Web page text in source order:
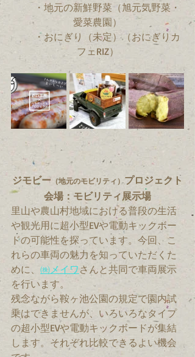
・地元の新鮮野菜（旭元気野菜・
愛菜農園）
・おにぎり（未定）（おにぎりカ
フェRIZ）
ジモビー （地元のモビリティ）プロジェクト
会場：モビリティ展示場
里山や農山村地域における普段の生活
や観光用に超小型EVや電動キックボー
ドの可能性を探っています。今回、こ
れらの車両の魅力を知っていただくた
めに、 ㈱メイワ さんと共同で車両展示
を行います。
残念ながら鞍ヶ池公園の規定で園内試
乗はできませんが、いろいろなタイプ
の超小型EVや電動キックボードが集結
します。それぞれ比較できるよい機会